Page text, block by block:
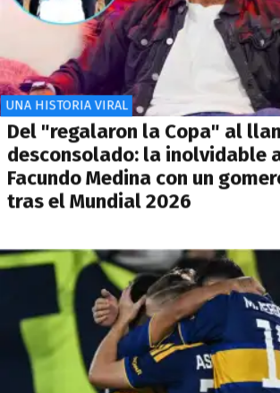
UNA HISTORIA VIRAL
Del "regalaron la Copa" al
desconsolado: la inolvidable
Facundo Medina con un
tras el Mundial 2026